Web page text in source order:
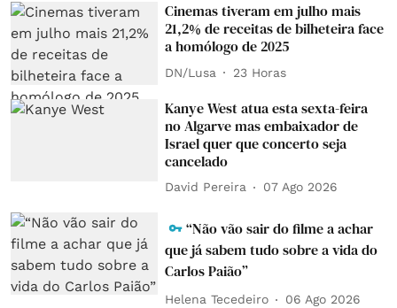
Cinemas tiveram em julho mais
21,2% de receitas de bilheteira face
a homólogo de 2025
DN/Lusa 23 Horas
Kanye West atua esta sexta-feira
no Algarve mas embaixador de
Israel quer que concerto seja
cancelado
David Pereira 07 Ago 2026
“Não vão sair do filme a achar
que já sabem tudo sobre a vida do
Carlos Paião”
Helena Tecedeiro 06 Ago 2026